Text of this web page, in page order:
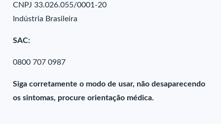
CNPJ 33.026.055/0001-20
Indústria Brasileira
SAC:
0800 707 0987
Siga corretamente o modo de usar, não desaparecendo
os sintomas, procure orientação médica.